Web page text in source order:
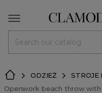
ODZIEŻ STROJE
Openwork beach throw with